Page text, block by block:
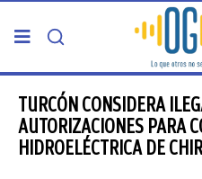
PORTADA
TELDE
TURCÓN CONSIDERA
AUTORIZACIONES PARA
HIDROELÉCTRICA DE